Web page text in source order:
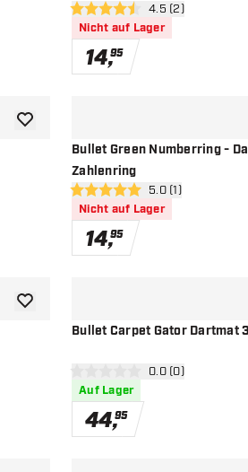
4.5 Bewertungssterne
4.5 (2)
Nicht auf Lager
14,95
Zur Wunschliste hinzufügen
Bullet Green Numberring -
Zahlenring
5 Bewertungssterne
5.0 (1)
Nicht auf Lager
14,95
Zur Wunschliste hinzufügen
Bullet Carpet Gator Dartmat
0 Bewertungssterne
0.0 (0)
Auf Lager
44,95